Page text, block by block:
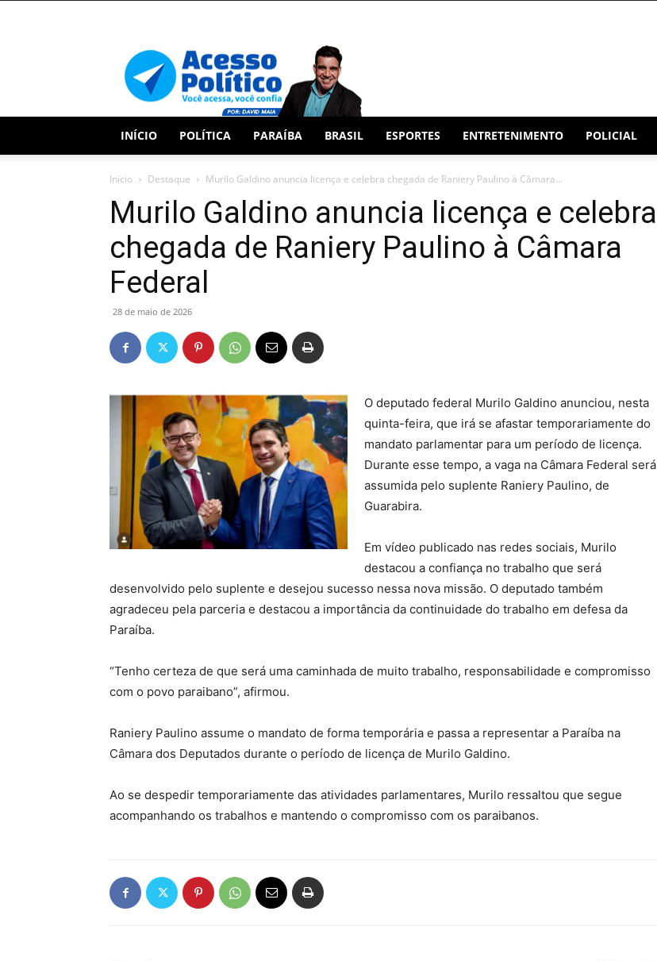
INÍCIO POLÍTICA PARAÍBA BRASIL ESPORTES ENTRETENIMENTO POLICIAL
Início Destaque Murilo Galdino anuncia licença e celebra chegada de Raniery Paulino à Câmara...
Murilo Galdino anuncia licença e celebra
chegada de Raniery Paulino à Câmara
Federal
28 de maio de 2026
O deputado federal Murilo Galdino anunciou, nesta
quinta-feira, que irá se afastar temporariamente do
mandato parlamentar para um período de licença.
Durante esse tempo, a vaga na Câmara Federal será
assumida pelo suplente Raniery Paulino, de
Guarabira.
Em vídeo publicado nas redes sociais, Murilo
destacou a confiança no trabalho que será
desenvolvido pelo suplente e desejou sucesso nessa nova missão. O deputado também
agradeceu pela parceria e destacou a importância da continuidade do trabalho em defesa da
Paraíba.
“Tenho certeza de que será uma caminhada de muito trabalho, responsabilidade e compromisso
com o povo paraibano”, afirmou.
Raniery Paulino assume o mandato de forma temporária e passa a representar a Paraíba na
Câmara dos Deputados durante o período de licença de Murilo Galdino.
Ao se despedir temporariamente das atividades parlamentares, Murilo ressaltou que segue
acompanhando os trabalhos e mantendo o compromisso com os paraibanos.